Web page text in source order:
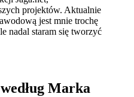
projektów. Aktualnie
jest mnie trochę
nadal staram się tworzyć
Marka